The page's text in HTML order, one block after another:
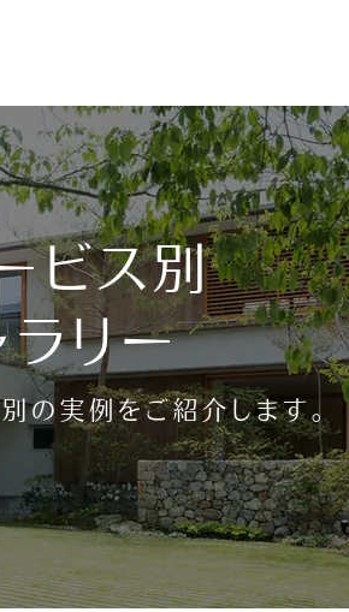
トップ
選ば
知る
見る
学ぶ
企業
よく
個人情
ビス別
ラリー
の実例をご紹介します。